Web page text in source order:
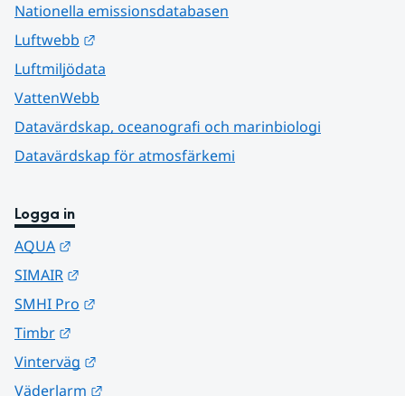
Nationella emissionsdatabasen
Luftwebb
Luftmiljödata
VattenWebb
Datavärdskap, oceanografi och marinbiologi
Datavärdskap för atmosfärkemi
Logga in
AQUA
SIMAIR
SMHI Pro
Timbr
Vinterväg
Väderlarm